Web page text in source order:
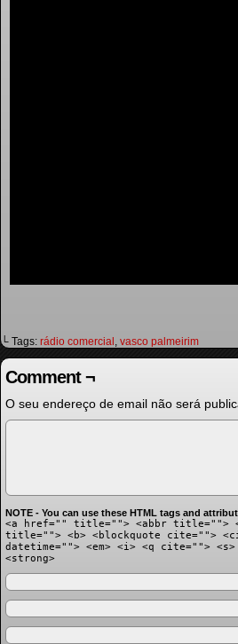
└ Tags: rádio comercial , vasco palmeirim
Comment ¬
O seu endereço de email não será
NOTE - You can use these HTML tags and
<a href="" title=""> <abbr title="">
title=""> <b> <blockquote cite="">
datetime=""> <em> <i> <q cite="">
<strong>